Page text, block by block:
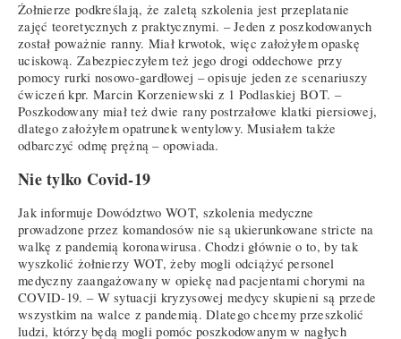
Żołnierze podkreślają, że zaletą szkolenia jest przeplatanie
zajęć teoretycznych z praktycznymi. – Jeden z poszkodowanych
został poważnie ranny. Miał krwotok, więc założyłem opaskę
uciskową. Zabezpieczyłem też jego drogi oddechowe przy
pomocy rurki nosowo-gardłowej – opisuje jeden ze scenariuszy
ćwiczeń kpr. Marcin Korzeniewski z 1 Podlaskiej BOT. –
Poszkodowany miał też dwie rany postrzałowe klatki piersiowej,
dlatego założyłem opatrunek wentylowy. Musiałem także
odbarczyć odmę prężną – opowiada.
Nie tylko Covid-19
Jak informuje Dowództwo WOT, szkolenia medyczne
prowadzone przez komandosów nie są ukierunkowane stricte na
walkę z pandemią koronawirusa. Chodzi głównie o to, by tak
wyszkolić żołnierzy WOT, żeby mogli odciążyć personel
medyczny zaangażowany w opiekę nad pacjentami chorymi na
COVID-19. – W sytuacji kryzysowej medycy skupieni są przede
wszystkim na walce z pandemią. Dlatego chcemy przeszkolić
ludzi, którzy będą mogli pomóc poszkodowanym w nagłych